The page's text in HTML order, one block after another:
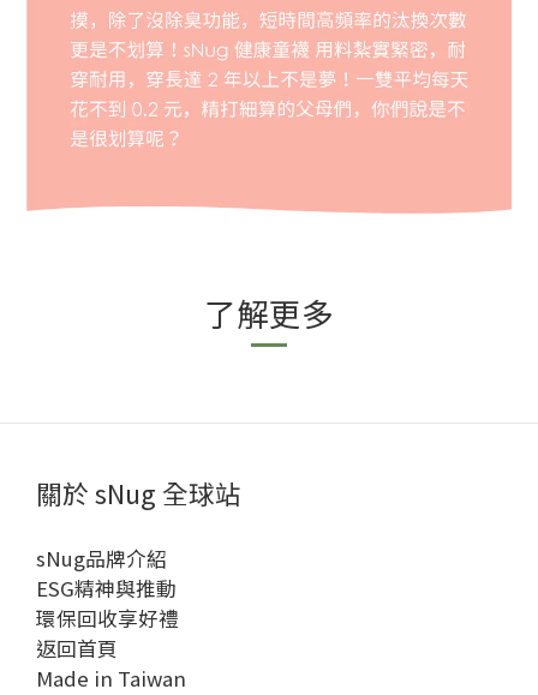
了解更多
關於 sNug 全球站
sNug品牌介紹
ESG精神與推動
環保回收享好禮
返回首頁
Made in Taiwan